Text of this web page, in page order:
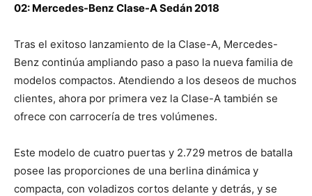
02: Mercedes-Benz Clase-A Sedán 2018
Tras el exitoso lanzamiento de la Clase-A, Mercedes-
Benz continúa ampliando paso a paso la nueva familia de
modelos compactos. Atendiendo a los deseos de muchos
clientes, ahora por primera vez la Clase-A también se
ofrece con carrocería de tres volúmenes.
Este modelo de cuatro puertas y 2.729 metros de batalla
posee las proporciones de una berlina dinámica y
compacta, con voladizos cortos delante y detrás, y se